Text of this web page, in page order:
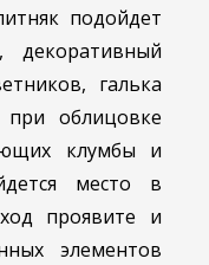
подойдет
галька
облицовке
клумбы и
место в
проявите и
элементов